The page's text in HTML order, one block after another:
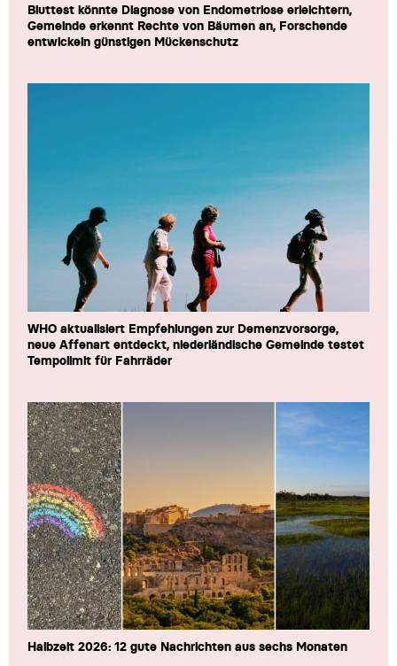
Bluttest könnte Diagnose von Endometriose erleichtern,
Gemeinde erkennt Rechte von Bäumen an, Forschende
entwickeln günstigen Mückenschutz
WHO aktualisiert Empfehlungen zur Demenzvorsorge,
neue Affenart entdeckt, niederländische Gemeinde testet
Tempolimit für Fahrräder
Halbzeit 2026: 12 gute Nachrichten aus sechs Monaten